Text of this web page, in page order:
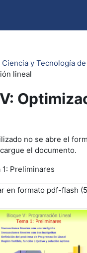
y Tecnología
lineal
no se abre el
el documento.
1: Preliminares
en formato pdf-flash